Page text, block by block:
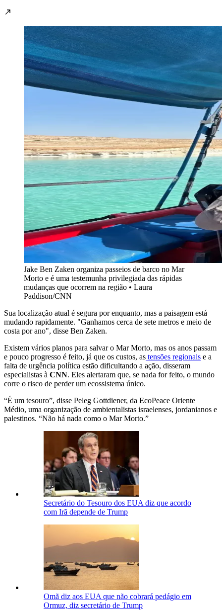
Jake Ben Zaken organiza passeios de barco no Mar
Morto e é uma testemunha privilegiada das rápidas
mudanças que ocorrem na região • Laura
Paddison/CNN
Sua localização atual é segura por enquanto, mas a paisagem está
mudando rapidamente. "Ganhamos cerca de sete metros e meio de
costa por ano", disse Ben Zaken.
Existem vários planos para salvar o Mar Morto, mas os anos passam
e pouco progresso é feito, já que os custos, as tensões regionais e a
falta de urgência política estão dificultando a ação, disseram
especialistas à CNN. Eles alertaram que, se nada for feito, o mundo
corre o risco de perder um ecossistema único.
“É um tesouro”, disse Peleg Gottdiener, da EcoPeace Oriente
Médio, uma organização de ambientalistas israelenses, jordanianos e
palestinos. “Não há nada como o Mar Morto.”
Secretário do Tesouro dos EUA diz que acordo
com Irã depende de Trump
Omã diz aos EUA que não cobrará pedágio em
Ormuz, diz secretário de Trump